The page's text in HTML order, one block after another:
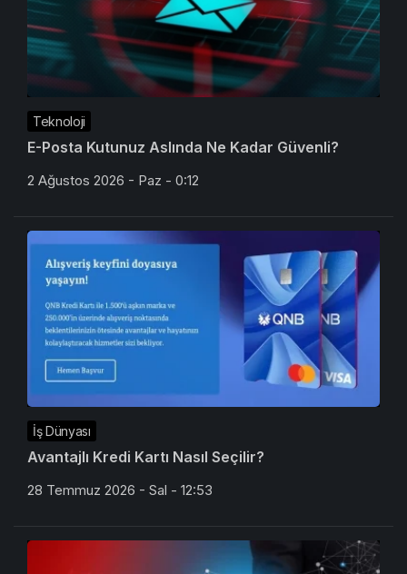
Teknoloji
E-Posta Kutunuz Aslında Ne Kadar Güvenli?
2 Ağustos 2026 - Paz - 0:12
İş Dünyası
Avantajlı Kredi Kartı Nasıl Seçilir?
28 Temmuz 2026 - Sal - 12:53